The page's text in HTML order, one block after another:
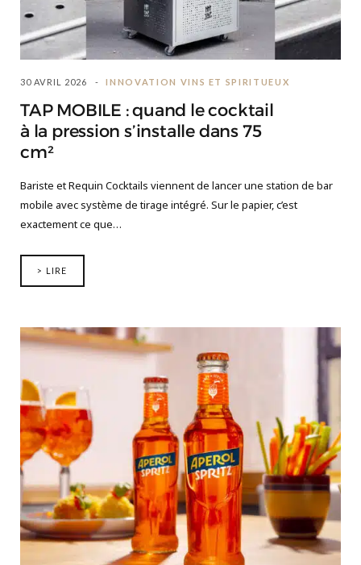
30 AVRIL 2026 INNOVATION VINS ET SPIRITUEUX
TAP MOBILE : quand le cocktail
à la pression s’installe dans 75
cm²
Bariste et Requin Cocktails viennent de lancer une station de bar
mobile avec système de tirage intégré. Sur le papier, c’est
exactement ce que…
> LIRE